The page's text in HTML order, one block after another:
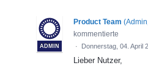
ADMIN
Product Team (
kommentierte
· Donnerstag, 04. April
Lieber Nutzer,